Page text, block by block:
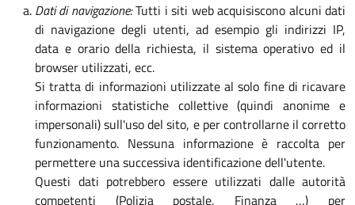
Dati di navigazione:Tutti i siti web acquisiscono alcuni dati
di navigazione degli utenti, ad esempio gli indirizzi IP,
data e orario della richiesta, il sistema operativo ed il
browser utilizzati, ecc.
Si tratta di informazioni utilizzate al solo fine di ricavare
informazioni statistiche collettive (quindi anonime e
impersonali) sull'uso del sito, e per controllarne il corretto
funzionamento. Nessuna informazione è raccolta per
permettere una successiva identificazione dell'utente.
Questi dati potrebbero essere utilizzati dalle autorità
competenti (Polizia postale, Finanza …) per